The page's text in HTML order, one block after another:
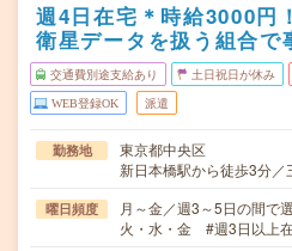
週4日在宅＊時給3000円
衛星データを扱う組合で
交通費別途支給あり 土日祝日が休み
WEB登録OK 派遣
勤務地
東京都中央区
新日本橋駅から徒歩3分
曜日頻度
月～金／週3～5日の間で
火・水・金 #週3日以上